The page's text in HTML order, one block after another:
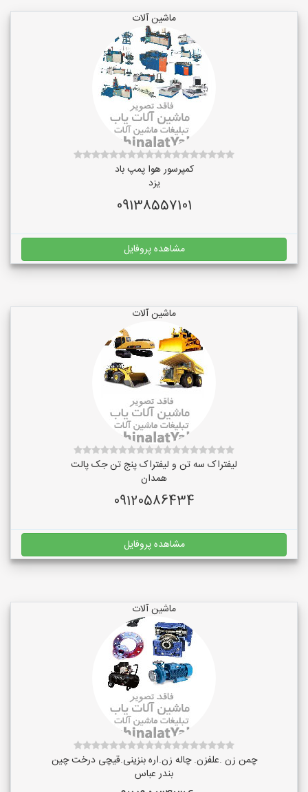
ماشین آلات
کمپرسور هوا پمپ باد
یزد
09138557101
مشاهده پروفایل
ماشین آلات
لیفتراک سه تن و لیفتراک پنج تن جک پالت
همدان
09120586434
مشاهده پروفایل
ماشین آلات
چمن زن .علفزن. چاله زن.اره بنزینی.قیچی درخت چین
بندر عباس